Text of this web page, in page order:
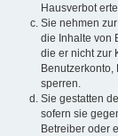
Hausverbot
Sie nehmen
die Inhalte von
die er nicht zur
Benutzerkonto,
sperren.
Sie gestatten
sofern sie
Betreiber oder